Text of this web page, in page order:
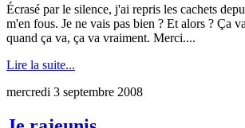
Écrasé par le silence, j'ai repris les cachets
m'en fous. Je ne vais pas bien ? Et alors ? Ça
quand ça va, ça va vraiment. Merci....
Lire la suite...
mercredi 3 septembre 2008